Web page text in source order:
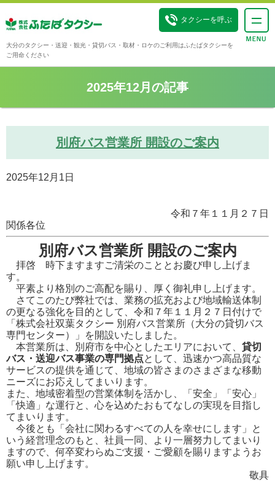
大分のタクシー・送迎・観光・貸切バス・取材・ロケのご利用はふたばタクシーを
ご用命ください
タクシーを呼ぶ
2025年12月の記事
別府バス営業所 開設のご案内
2025年12月1日
令和７年１１月２７日
関係各位
別府バス営業所 開設のご案内
拝啓 時下ますますご清栄のこととお慶び申し上げま
す。
平素より格別のご高配を賜り、厚く御礼申し上げます。
さてこのたび弊社では、業務の拡充および地域輸送体制
の更なる強化を目的として、令和７年１１月２７日付けで
「株式会社双葉タクシー 別府バス営業所（大分の貸切バス
専門センター）」を開設いたしました。
本営業所は、別府市を中心としたエリアにおいて、 貸切
バス・送迎バス事業の専門拠点として、迅速かつ高品質な
サービスの提供を通じて、地域の皆さまのさまざまな移動
ニーズにお応えしてまいります。
また、地域密着型の営業体制を活かし、「安全」「安心」
「快適」な運行と、心を込めたおもてなしの実現を目指し
てまいります。
今後とも「会社に関わるすべての人を幸せにします」と
いう経営理念のもと、社員一同、より一層努力してまいり
ますので、何卒変わらぬご支援・ご愛顧を賜りますようお
願い申し上げます。
敬具